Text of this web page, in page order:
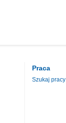
Praca
Szukaj pracy